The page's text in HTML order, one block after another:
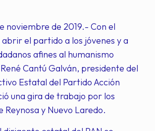
noviembre de 2019.- Con el
el partido a los jóvenes y a
afines al humanismo
Cantú Galván, presidente del
Estatal del Partido Acción
una gira de trabajo por los
Reynosa y Nuevo Laredo.